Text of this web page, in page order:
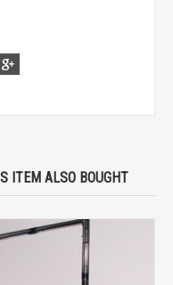
ITEM ALSO BOUGHT